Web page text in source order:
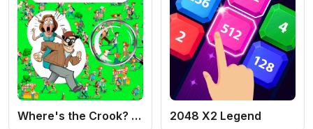
Where's the Crook? – Jogo de Objetos Escondidos Online Grátis 2048 X2 Legend